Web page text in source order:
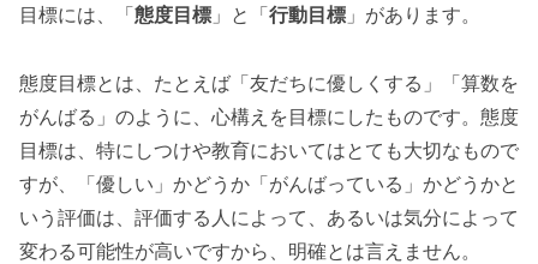
目標には、「態度目標 」と「行動目標 」があります。
態度目標とは、たとえば「友だちに優しくする」「算数を
がんばる」のように、心構えを目標にしたものです。態度
目標は、特にしつけや教育においてはとても大切なもので
すが、「優しい」かどうか「がんばっている」かどうかと
いう評価は、評価する人によって、あるいは気分によって
変わる可能性が高いですから、明確とは言えません。